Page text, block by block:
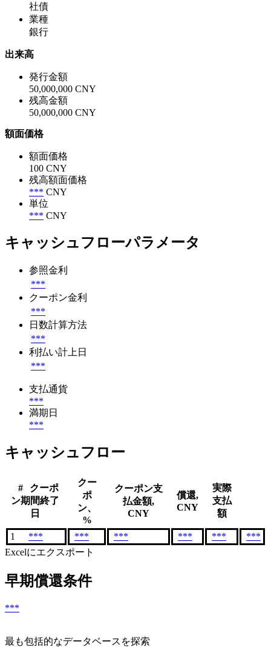
社債
業種
銀行
出来高
発行金額
50,000,000 CNY
残高金額
50,000,000 CNY
額面価格
額面価格
100 CNY
残高額面価格
*** CNY
単位
*** CNY
キャッシュフローパラメータ
参照金利
***
クーポン金利
***
日数計算方法
***
利払い計上日
***
支払通貨
***
満期日
***
キャッシュフロー
#
クーポ
ン期間終了
日
クー
ポ
ン、
%
クーポン支
払金額,
CNY
償還,
CNY
実際
支払
額
1 *** *** *** *** ***
***
Excelにエクスポート
早期償還条件
***
最も包括的なデータベースを探索